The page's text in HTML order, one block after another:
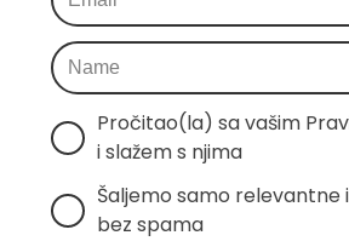
Pročitao(la) sa vašim
i slažem s njima
Šaljemo samo relevantne
bez spama